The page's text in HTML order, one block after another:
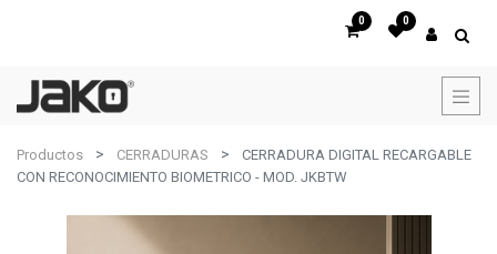
0 0
Productos CERRADURAS
CERRADURA DIGITAL RECARGABLE
CON RECONOCIMIENTO BIOMETRICO - MOD. JKBTW